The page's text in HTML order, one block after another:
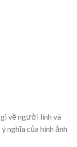
về người lính và
nghĩa của hình ảnh